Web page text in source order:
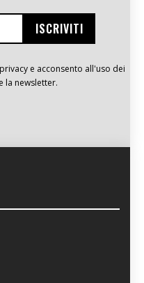
e acconsento all'uso dei
la newsletter.